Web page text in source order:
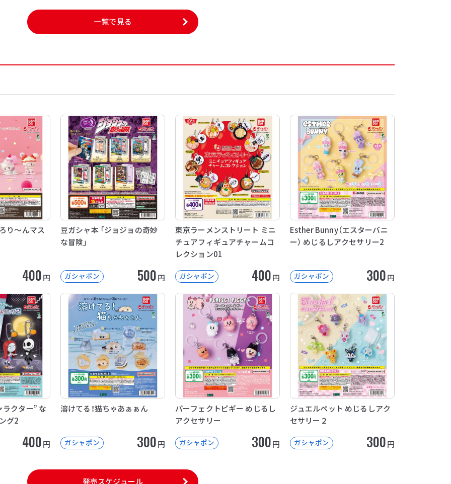
一覧で見る
り～んマス
400円
豆ガシャ本 「ジョジョの奇妙
な冒険」
ガシャポン 500円
東京ラーメンストリート ミニ
チュアフィギュアチャームコ
レクション01
ガシャポン 400円
Esther Bunny（エスターバニ
ー） めじるしアクセサリー2
ガシャポン 300円
クター” な
グ2
400円
溶けてる！猫ちゃあぁぁん
ガシャポン 300円
パーフェクトピギー めじるし
アクセサリー
ガシャポン 300円
ジュエルペット めじるしアク
セサリー２
ガシャポン 300円
発売スケジュール